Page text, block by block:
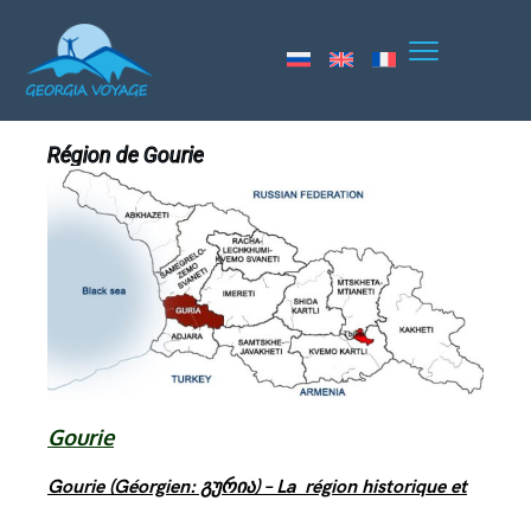
Région de Gourie
Gourie
Gourie (Géorgien: გურია) – La région historique et